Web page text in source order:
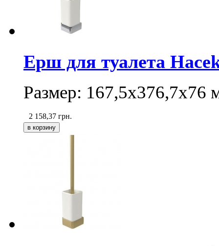
Ерш для туалета
Размер: 167,5х376,7х76
2 158,37 грн.